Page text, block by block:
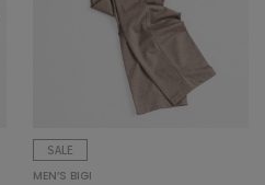
SALE
MEN’S BIGI